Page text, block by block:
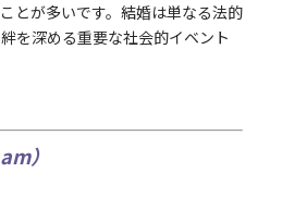
とが多いです。結婚は単なる法的
を深める重要な社会的イベント
）